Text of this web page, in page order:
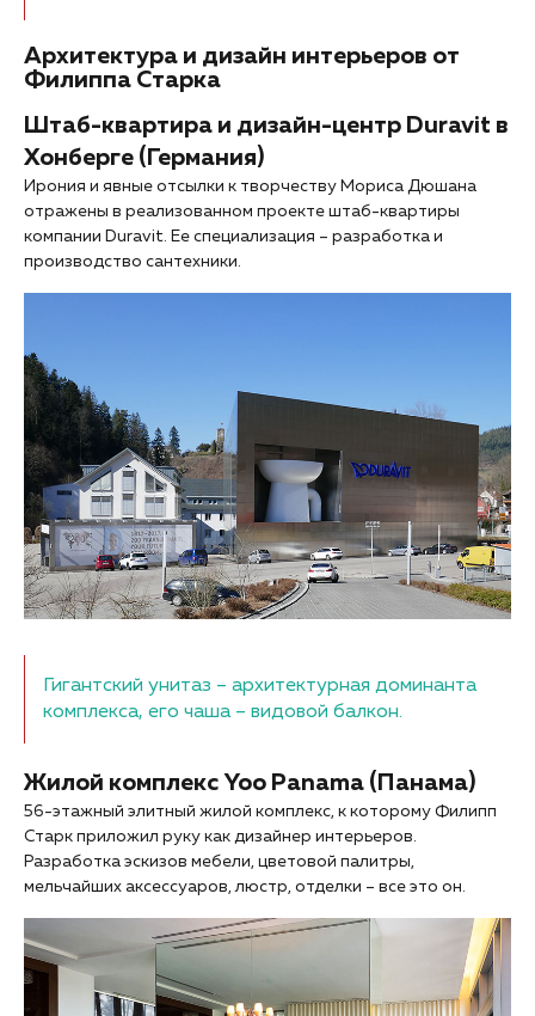
Архитектура и дизайн интерьеров от
Филиппа Старка
Штаб-квартира и дизайн-центр Duravit в
Хонберге (Германия)
Ирония и явные отсылки к творчеству Мориса Дюшана
отражены в реализованном проекте штаб-квартиры
компании Duravit. Ее специализация – разработка и
производство сантехники.
Гигантский унитаз – архитектурная доминанта
комплекса, его чаша – видовой балкон.
Жилой комплекс Yoo Panama (Панама)
56-этажный элитный жилой комплекс, к которому Филипп
Старк приложил руку как дизайнер интерьеров.
Разработка эскизов мебели, цветовой палитры,
мельчайших аксессуаров, люстр, отделки – все это он.